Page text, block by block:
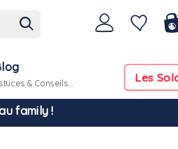
Les
& Conseils...
family !
Tunisie !